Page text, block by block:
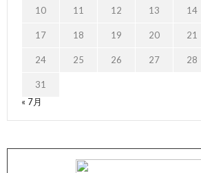
10 11 12 13 14
17 18 19 20 21
24 25 26 27 28
31
« 7月